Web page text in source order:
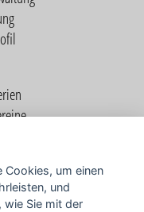
Cookies, um einen
und
Sie mit der